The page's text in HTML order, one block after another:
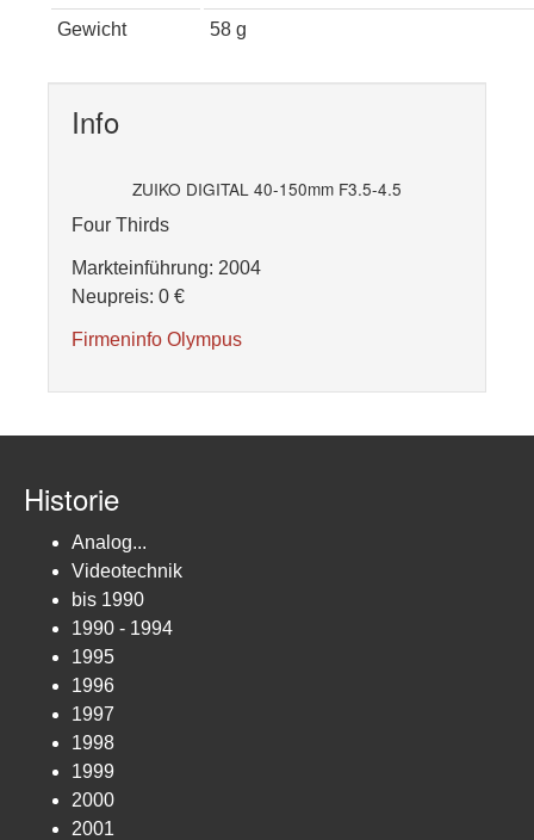
Gewicht 58 g
Info
ZUIKO DIGITAL 40-150mm F3.5-4.5
Four Thirds
Markteinführung: 2004
Neupreis: 0 €
Firmeninfo Olympus
Historie
Analog...
Videotechnik
bis 1990
1990 - 1994
1995
1996
1997
1998
1999
2000
2001